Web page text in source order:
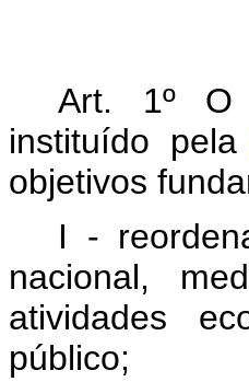
Art. 1º O
instituído pela
objetivos
I -
nacional,
atividades
público;